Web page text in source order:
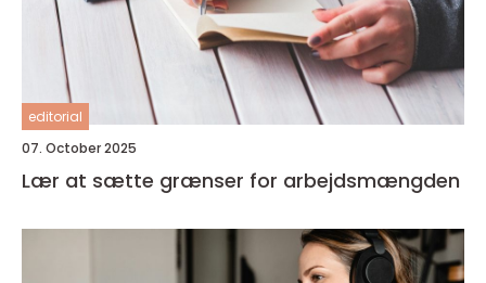
editorial
07. October 2025
Lær at sætte grænser for arbejdsmængden